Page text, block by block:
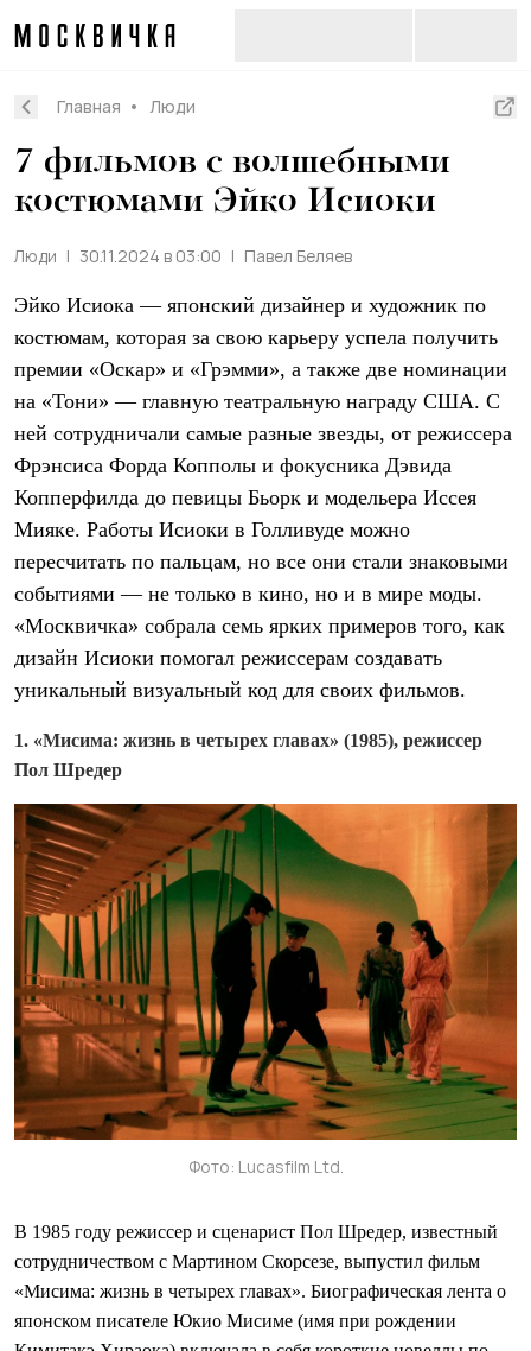
Главная Люди
7 фильмов с волшебными
костюмами­ Эйко Исиоки
Люди 30.11.2024 в 03:00 Павел Беляев
Эйко Исиока — японский дизайнер и художник по
костюмам, которая за свою карьеру успела получить
премии «Оскар» и «Грэмми», а также две номинации
на «Тони» — главную театральную награду США. С
ней сотрудничали самые разные звезды, от режиссера
Фрэнсиса Форда Копполы и фокусника Дэвида
Копперфилда до певицы Бьорк и модельера Иссея
Мияке. Работы Исиоки в Голливуде можно
пересчитать по пальцам, но все они стали знаковыми
событиями — не только в кино, но и в мире моды.
«Москвичка» собрала семь ярких примеров того, как
дизайн Исиоки помогал режиссерам создавать
уникальный визуальный код для своих фильмов.
1. «Мисима: жизнь в четырех главах» (1985), режиссер
Пол Шредер
Фото: Lucasfilm Ltd.
В 1985 году режиссер и сценарист Пол Шредер, известный
сотрудничеством с Мартином Скорсезе, выпустил фильм
«Мисима: жизнь в четырех главах». Биографическая лента о
японском писателе Юкио Мисиме (имя при рождении